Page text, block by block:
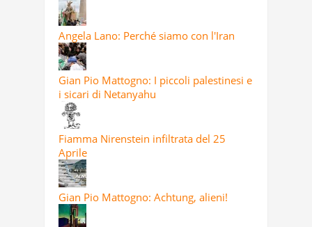
Angela Lano: Perché siamo con l'Iran
Gian Pio Mattogno: I piccoli palestinesi e
i sicari di Netanyahu
Fiamma Nirenstein infiltrata del 25
Aprile
Gian Pio Mattogno: Achtung, alieni!